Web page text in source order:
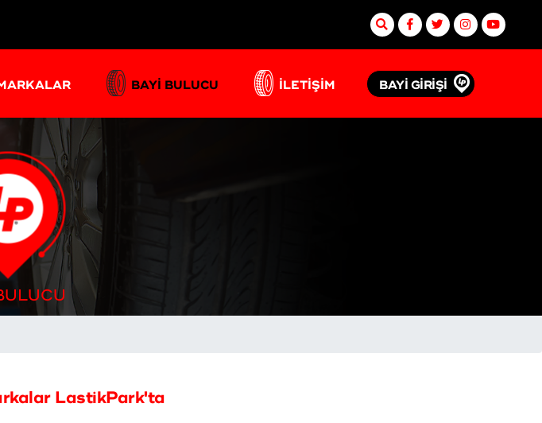
BAYİ BULUCU İLETİŞİM BAYİ GİRİŞİ
LastikPark'ta